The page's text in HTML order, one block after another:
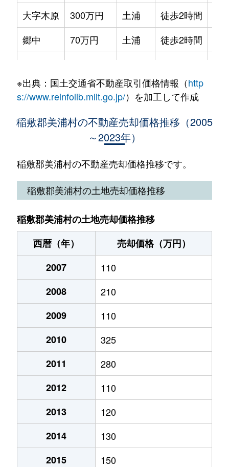
大字木原 300万円 土浦 徒歩2時間
郷中
70万円 土浦 徒歩2時間
大字土浦
100万円 土浦 徒歩2時間
300万円 土浦
大字土屋
380万円 土浦 徒歩2時間
大字土屋
280万円 土浦 徒歩2時間
大字土屋
450万円 土浦
大字布佐
500万円 土浦 徒歩2時間
大字舟子
大字舟子
大字宮地
700万円
※出典：国土交通省不動産取引価格情報（http
s://www.reinfolib.mlit.go.jp/）を加工して作成
稲敷郡美浦村の不動産売却価格推移（2005
～2023年）
稲敷郡美浦村の不動産売却価格推移です。
稲敷郡美浦村の土地売却価格推移
稲敷郡美浦村の土地売却価格推移
西暦（年）
売却価格（万円）
2007
110
2008
210
2009
110
2010
325
2011
280
2012
110
2013
120
2014
130
2015
150